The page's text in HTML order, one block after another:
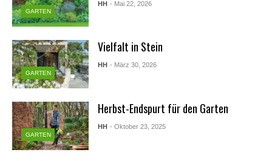
GARTEN
HH - Mai 22, 2026
GARTEN
Vielfalt in Stein
HH - März 30, 2026
GARTEN
Herbst-Endspurt für den Garten
HH - Oktober 23, 2025